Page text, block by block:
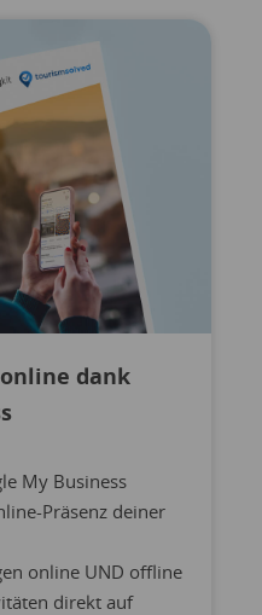
dank
My Business
Präsenz deiner
online UND offline
direkt auf